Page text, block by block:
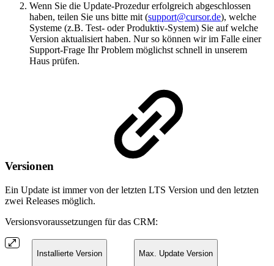
Wenn Sie die Update-Prozedur erfolgreich abgeschlossen
haben, teilen Sie uns bitte mit (support@cursor.de), welche
Systeme (z.B. Test- oder Produktiv-System) Sie auf welche
Version aktualisiert haben. Nur so können wir im Falle einer
Support-Frage Ihr Problem möglichst schnell in unserem
Haus prüfen.
Versionen
Ein Update ist immer von der letzten LTS Version und den letzten
zwei Releases möglich.
Versionsvoraussetzungen für das CRM:
Installierte Version Max. Update Version